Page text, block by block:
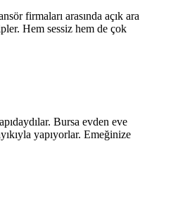
firmaları arasında açık ara
Hem sessiz hem de çok
Bursa evden eve
yapıyorlar. Emeğinize